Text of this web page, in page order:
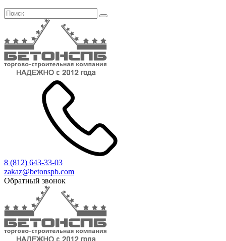
8 (812) 643-33-03
zakaz@betonspb.com
Обратный звонок